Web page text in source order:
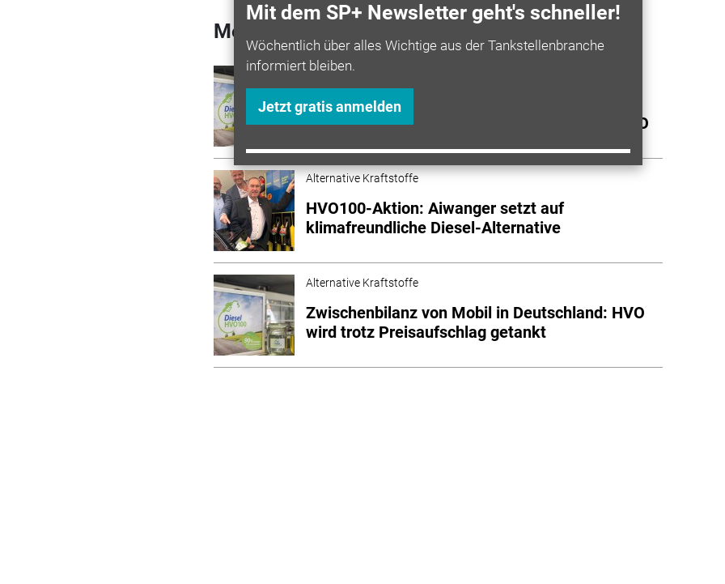
Mit dem SP+ Newsletter geht's schneller!
Wöchentlich über alles Wichtige aus der Tankstellenbranche
informiert bleiben.
Jetzt gratis anmelden
Mehr zum Thema entdecken
Alternative Kraftstoffe
2.000 Stationen: Fast jede siebte
Straßentankstelle in Deutschland verkauft HVO
Alternative Kraftstoffe
HVO100-Aktion: Aiwanger setzt auf
klimafreundliche Diesel-Alternative
Alternative Kraftstoffe
Zwischenbilanz von Mobil in Deutschland: HVO
wird trotz Preisaufschlag getankt